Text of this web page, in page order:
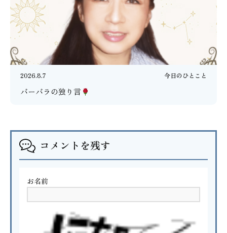
2026.8.7 今日のひとこと
バーバラの独り言
コメントを残す
お名前